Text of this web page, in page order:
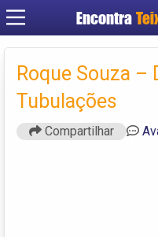
Encontra
Roque Souza –
Tubulações
Compartilhar